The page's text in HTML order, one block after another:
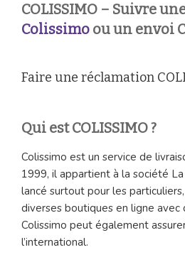
COLISSIMO – Suivre
Colissimo ou un envoi
Faire une réclamation
Qui est COLISSIMO ?
Colissimo est un service de
1999, il appartient à la société La
lancé surtout pour les
diverses boutiques en ligne avec
Colissimo peut également
l’international.